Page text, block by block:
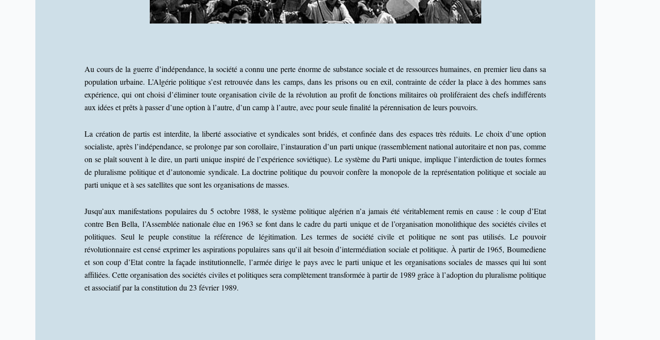
Au cours de la guerre d’indépendance, la société a connu une perte énorme de substance sociale et de ressources humaines, en premier lieu dans sa
population urbaine. L’Algérie politique s’est retrouvée dans les camps, dans les prisons ou en exil, contrainte de céder la place à des hommes sans
expérience, qui ont choisi d’éliminer toute organisation civile de la révolution au profit de fonctions militaires où proliféraient des chefs indifférents
aux idées et prêts à passer d’une option à l’autre, d’un camp à l’autre, avec pour seule finalité la pérennisation de leurs pouvoirs.
La création de partis est interdite, la liberté associative et syndicales sont bridés, et confinée dans des espaces très réduits. Le choix d’une option
socialiste, après l’indépendance, se prolonge par son corollaire, l’instauration d’un parti unique (rassemblement national autoritaire et non pas, comme
on se plaît souvent à le dire, un parti unique inspiré de l’expérience soviétique). Le système du Parti unique, implique l’interdiction de toutes formes
de pluralisme politique et d’autonomie syndicale. La doctrine politique du pouvoir confère la monopole de la représentation politique et sociale au
parti unique et à ses satellites que sont les organisations de masses.
Jusqu’aux manifestations populaires du 5 octobre 1988, le système politique algérien n’a jamais été véritablement remis en cause : le coup d’Etat
contre Ben Bella, l’Assemblée nationale élue en 1963 se font dans le cadre du parti unique et de l’organisation monolithique des sociétés civiles et
politiques. Seul le peuple constitue la référence de légitimation. Les termes de société civile et politique ne sont pas utilisés. Le pouvoir
révolutionnaire est censé exprimer les aspirations populaires sans qu’il ait besoin d’intermédiation sociale et politique. À partir de 1965, Boumediene
et son coup d’Etat contre la façade institutionnelle, l’armée dirige le pays avec le parti unique et les organisations sociales de masses qui lui sont
affiliées. Cette organisation des sociétés civiles et politiques sera complètement transformée à partir de 1989 grâce à l’adoption du pluralisme politique
et associatif par la constitution du 23 février 1989.